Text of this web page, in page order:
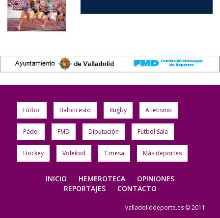
Fútbol Baloncesto Rugby Atletismo
Pádel FMD Diputación Fútbol Sala
Hockey Voleibol T.mesa Más deportes
INICIO HEMEROTECA
OPINIONES
REPORTAJES
CONTACTO
valladoliddeporte.es © 2011